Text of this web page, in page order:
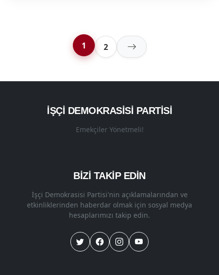
1 2
İŞÇI DEMOKRASISI PARTISI
Emekçiler Yönetmeli!
BİZİ TAKİP EDİN
İşçi Demokrasisi Partisi'nin açıklamalarından ve
etkinliklerinden haberdar olmak için sosyal medya
hesaplarımızı takip edin.